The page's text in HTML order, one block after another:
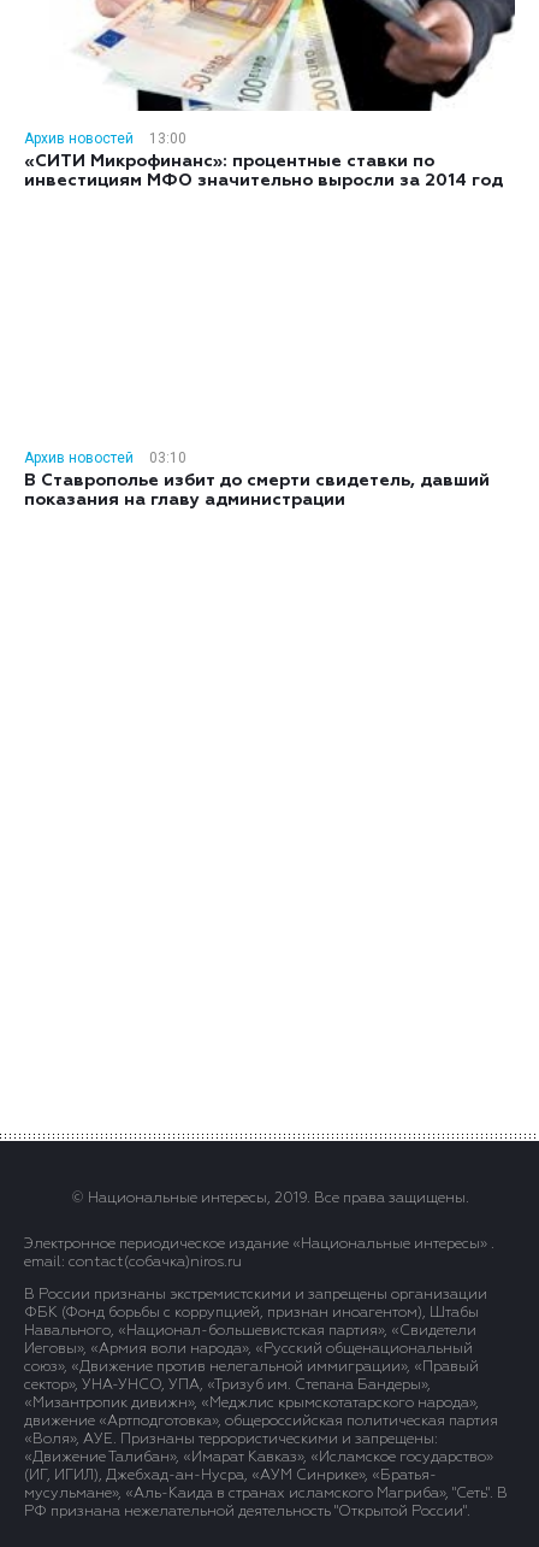
Архив новостей
13:00
«СИТИ Микрофинанс»: процентные ставки по
инвестициям МФО значительно выросли за 2014 год
Архив новостей
03:10
В Ставрополье избит до смерти свидетель, давший
показания на главу администрации
© Национальные интересы, 2019. Все права защищены.
Электронное периодическое издание «Национальные интересы» .
email: contact(сoбaчка)niros.ru
В России признаны экстремистскими и запрещены организации
ФБК (Фонд борьбы с коррупцией, признан иноагентом), Штабы
Навального, «Национал-большевистская партия», «Свидетели
Иеговы», «Армия воли народа», «Русский общенациональный
союз», «Движение против нелегальной иммиграции», «Правый
сектор», УНА-УНСО, УПА, «Тризуб им. Степана Бандеры»,
«Мизантропик дивижн», «Меджлис крымскотатарского народа»,
движение «Артподготовка», общероссийская политическая партия
«Воля», АУЕ. Признаны террористическими и запрещены:
«Движение Талибан», «Имарат Кавказ», «Исламское государство»
(ИГ, ИГИЛ), Джебхад-ан-Нусра, «АУМ Синрике», «Братья-
мусульмане», «Аль-Каида в странах исламского Магриба», "Сеть". В
РФ признана нежелательной деятельность "Открытой России".